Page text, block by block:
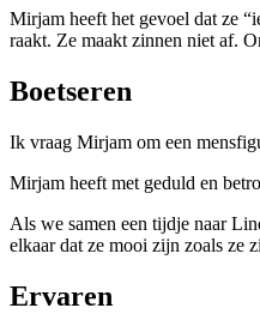
Mirjam heeft het gevoel dat ze
raakt. Ze maakt zinnen niet af.
Boetseren
Ik vraag Mirjam om een
Mirjam heeft met geduld en
Als we samen een tijdje naar
elkaar dat ze mooi zijn zoals ze
Ervaren